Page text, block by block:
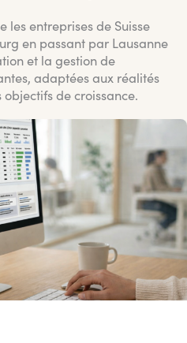
les entreprises de Suisse
en passant par Lausanne
et la gestion de
adaptées aux réalités
de croissance.